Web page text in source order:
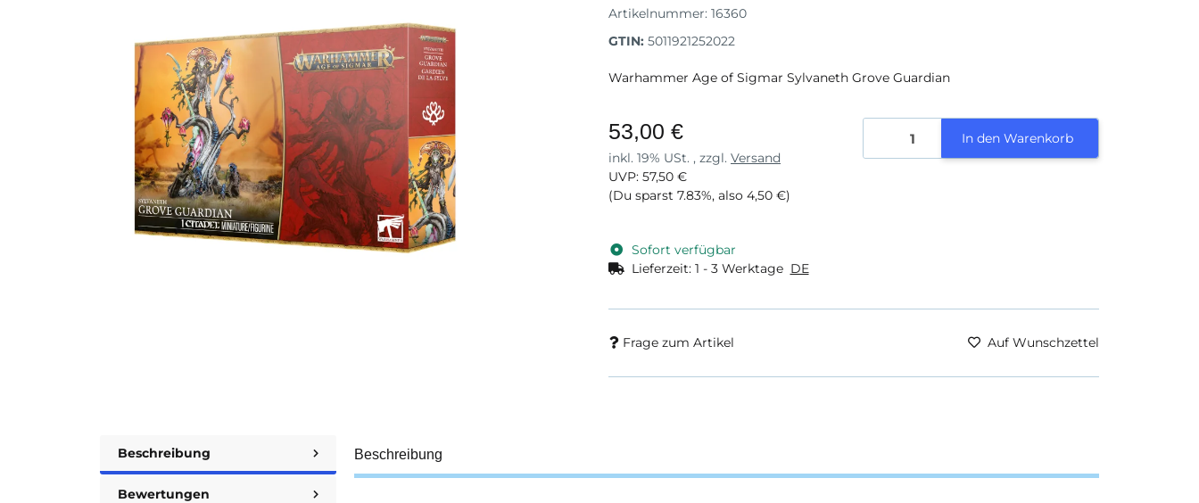
Artikelnummer: 16360
GTIN: 5011921252022
Warhammer Age of Sigmar Sylvaneth Grove Guardian
53,00 €
inkl. 19% USt. , zzgl. Versand
UVP: 57,50 €
(Du sparst 7.83%, also 4,50 €)
Sofort verfügbar
Lieferzeit: 1 - 3 Werktage DE
In den Warenkorb
Frage zum Artikel Auf Wunschzettel
Beschreibung
Bewertungen
Beschreibung